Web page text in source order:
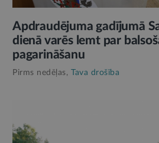
Apdraudējuma gadījumā
dienā varēs lemt par
pagarināšanu
Pirms nedēļas, Tava drošība